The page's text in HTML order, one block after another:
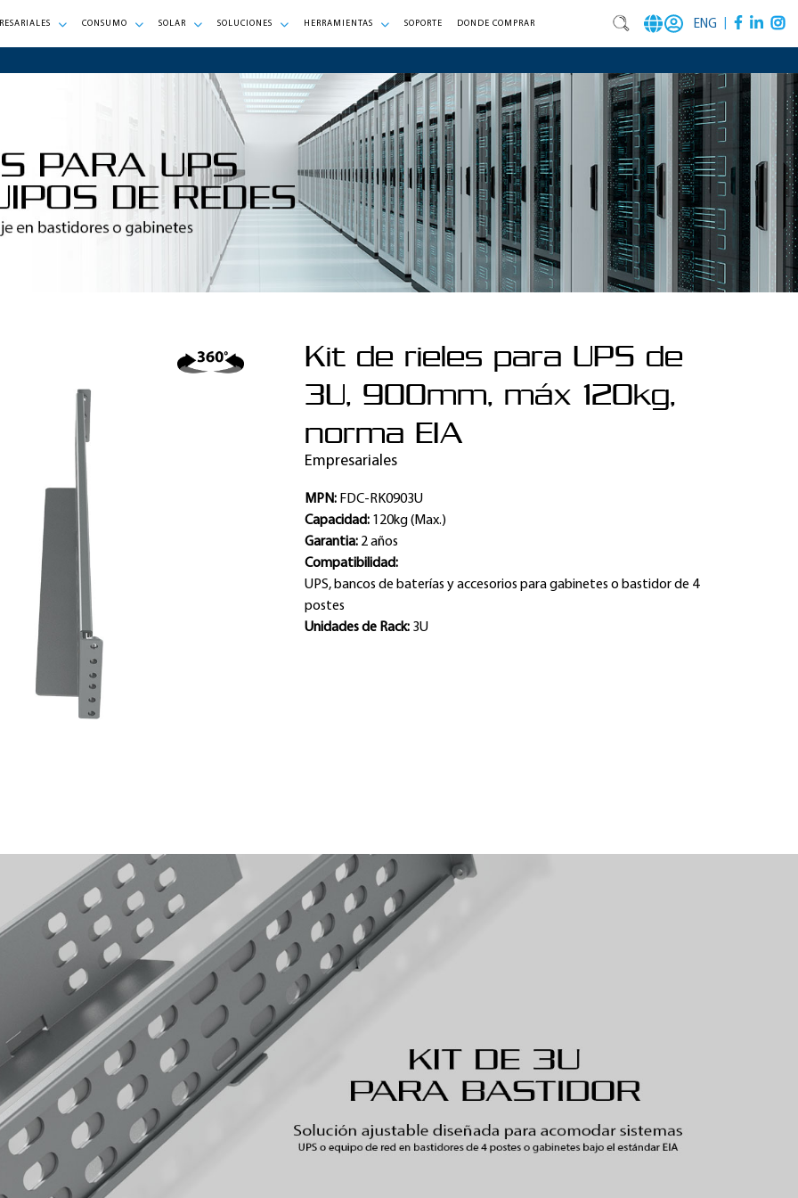
CONSUMO SOLAR SOLUCIONES HERRAMIENTAS SOPORTE DONDE COMPRAR ENG
Kit de rieles para UPS de
3U, 900mm, máx 120kg,
norma EIA
Empresariales
MPN: FDC-RK0903U
Capacidad: 120kg (Max.)
Garantia: 2 años
Compatibilidad:
UPS, bancos de baterías y accesorios para gabinetes o bastidor de 4
postes
Unidades de Rack: 3U